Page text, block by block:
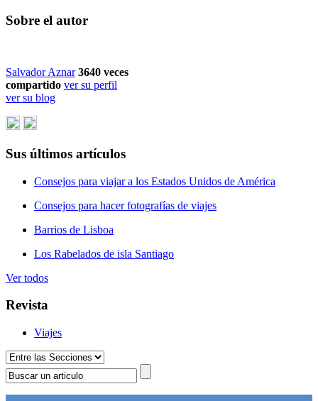
Sobre el autor
Salvador Aznar 3640 veces
compartido ver su perfil
ver su blog
Sus últimos artículos
Consejos para viajar a los Estados Unidos de América
Consejos para hacer fotografías de viajes
Barrios de Lisboa
Los Rabelados de isla Santiago
Ver todos
Revista
Viajes